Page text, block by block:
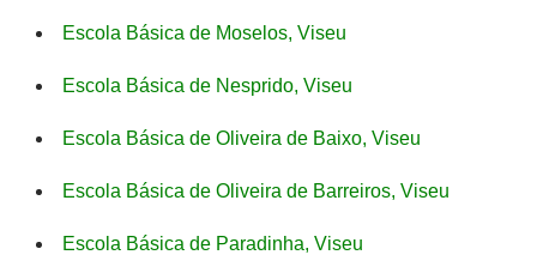
Escola Básica de Moselos, Viseu
Escola Básica de Nesprido, Viseu
Escola Básica de Oliveira de Baixo, Viseu
Escola Básica de Oliveira de Barreiros, Viseu
Escola Básica de Paradinha, Viseu